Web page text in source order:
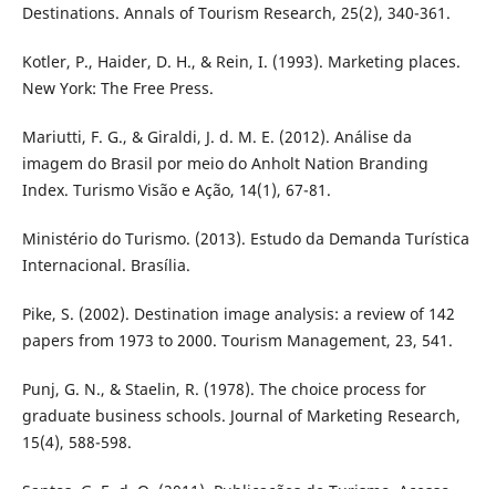
Destinations. Annals of Tourism Research, 25(2), 340-361.
Kotler, P., Haider, D. H., & Rein, I. (1993). Marketing places.
New York: The Free Press.
Mariutti, F. G., & Giraldi, J. d. M. E. (2012). Análise da
imagem do Brasil por meio do Anholt Nation Branding
Index. Turismo Visão e Ação, 14(1), 67-81.
Ministério do Turismo. (2013). Estudo da Demanda Turística
Internacional. Brasília.
Pike, S. (2002). Destination image analysis: a review of 142
papers from 1973 to 2000. Tourism Management, 23, 541.
Punj, G. N., & Staelin, R. (1978). The choice process for
graduate business schools. Journal of Marketing Research,
15(4), 588-598.